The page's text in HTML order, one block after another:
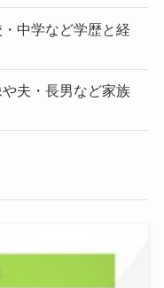
中学など学歴と経
夫・長男など家族